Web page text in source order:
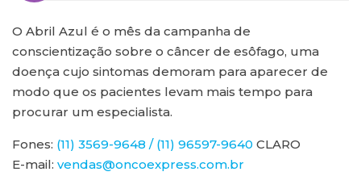
O Abril Azul é o mês da campanha de
conscientização sobre o câncer de esôfago, uma
doença cujo sintomas demoram para aparecer de
modo que os pacientes levam mais tempo para
procurar um especialista.
Fones: (11) 3569-9648 / (11) 96597-9640 CLARO
E-mail: vendas@oncoexpress.com.br